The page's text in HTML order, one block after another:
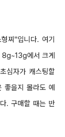
형찌"입니다. 여기
8g~13g에서 크게
심자가 캐스팅할
좋을지 몰라도 예
. 구매할 때는 반